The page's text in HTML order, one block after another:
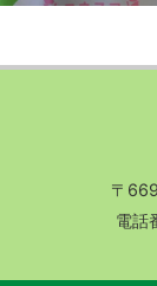
〒
電話